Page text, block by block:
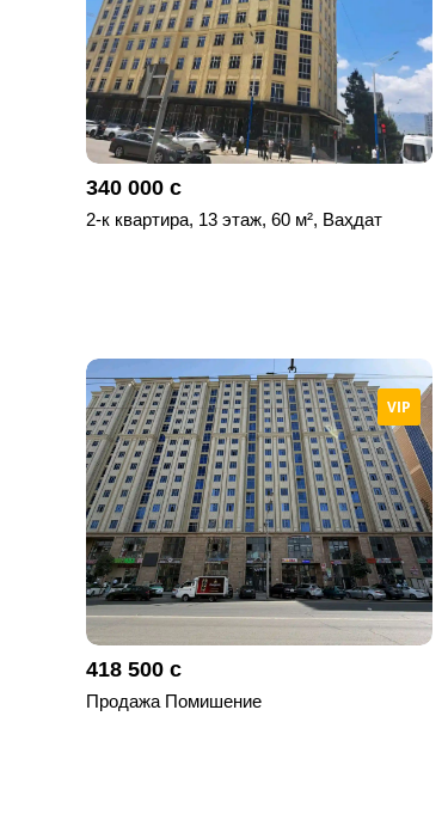
340 000 с
2-к квартира, 13 этаж, 60 м², Ваҳдат
VIP
418 500 с
Продажа Помишение